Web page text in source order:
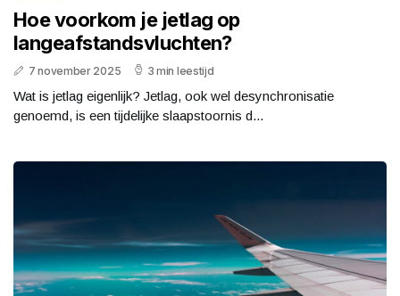
Hoe voorkom je jetlag op
langeafstandsvluchten?
7 november 2025 3 min leestijd
Wat is jetlag eigenlijk? Jetlag, ook wel desynchronisatie
genoemd, is een tijdelijke slaapstoornis d...